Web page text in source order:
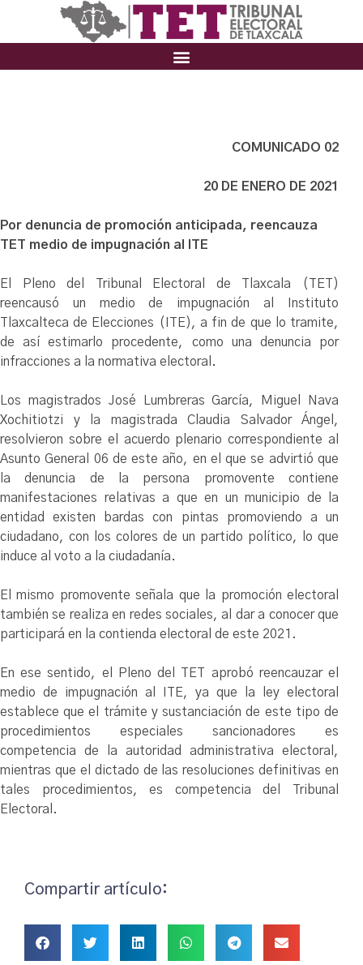
COMUNICADO 02
20 DE ENERO DE 2021
Por denuncia de promoción anticipada, reencauza
TET medio de impugnación al ITE
El Pleno del Tribunal Electoral de Tlaxcala (TET)
reencausó un medio de impugnación al Instituto
Tlaxcalteca de Elecciones (ITE), a fin de que lo tramite,
de así estimarlo procedente, como una denuncia por
infracciones a la normativa electoral.
Los magistrados José Lumbreras García, Miguel Nava
Xochitiotzi y la magistrada Claudia Salvador Ángel,
resolvieron sobre el acuerdo plenario correspondiente al
Asunto General 06 de este año, en el que se advirtió que
la denuncia de la persona promovente contiene
manifestaciones relativas a que en un municipio de la
entidad existen bardas con pintas promoviendo a un
ciudadano, con los colores de un partido político, lo que
induce al voto a la ciudadanía.
El mismo promovente señala que la promoción electoral
también se realiza en redes sociales, al dar a conocer que
participará en la contienda electoral de este 2021.
En ese sentido, el Pleno del TET aprobó reencauzar el
medio de impugnación al ITE, ya que la ley electoral
establece que el trámite y sustanciación de este tipo de
procedimientos especiales sancionadores es
competencia de la autoridad administrativa electoral,
mientras que el dictado de las resoluciones definitivas en
tales procedimientos, es competencia del Tribunal
Electoral.
Compartir artículo: